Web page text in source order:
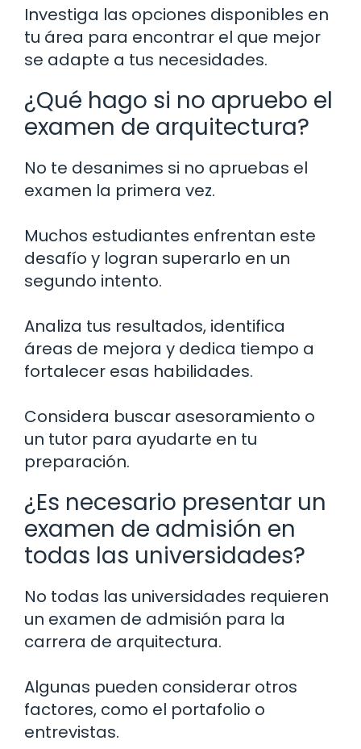
Investiga las opciones disponibles en
tu área para encontrar el que mejor
se adapte a tus necesidades.
¿Qué hago si no apruebo el
examen de arquitectura?
No te desanimes si no apruebas el
examen la primera vez.
Muchos estudiantes enfrentan este
desafío y logran superarlo en un
segundo intento.
Analiza tus resultados, identifica
áreas de mejora y dedica tiempo a
fortalecer esas habilidades.
Considera buscar asesoramiento o
un tutor para ayudarte en tu
preparación.
¿Es necesario presentar un
examen de admisión en
todas las universidades?
No todas las universidades requieren
un examen de admisión para la
carrera de arquitectura.
Algunas pueden considerar otros
factores, como el portafolio o
entrevistas.